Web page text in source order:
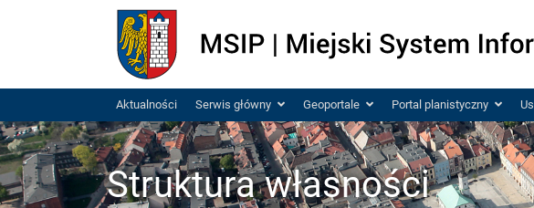
Aktualności Serwis główny Geoportale Portal planistyczny
Struktura własności